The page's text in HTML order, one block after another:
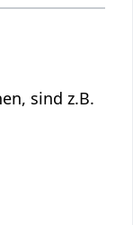
sein können, sind z.B.